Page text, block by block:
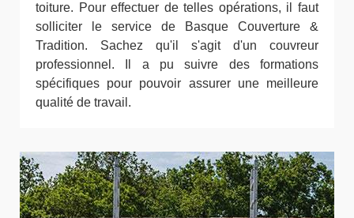
toiture. Pour effectuer de telles opérations, il faut
solliciter le service de Basque Couverture &
Tradition. Sachez qu'il s'agit d'un couvreur
professionnel. Il a pu suivre des formations
spécifiques pour pouvoir assurer une meilleure
qualité de travail.